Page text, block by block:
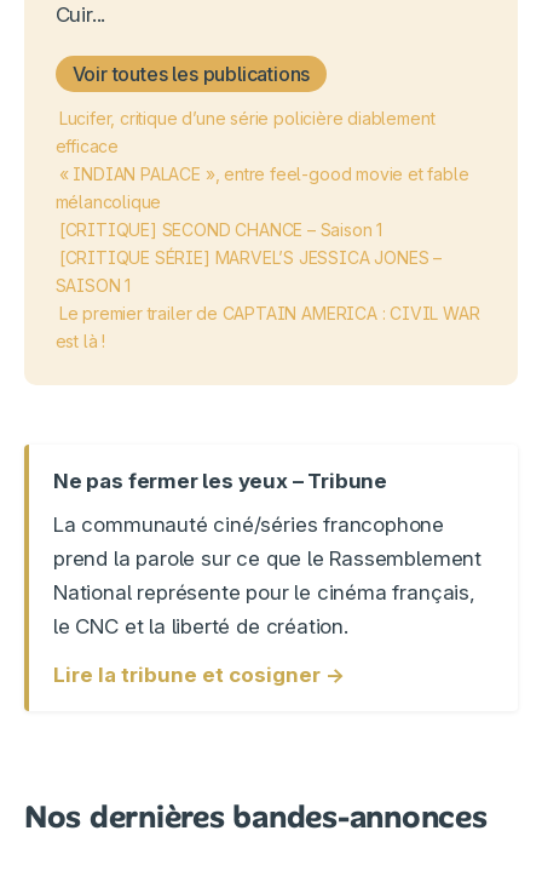
Cuir...
Voir toutes les publications
Lucifer, critique d’une série policière diablement
efficace
« INDIAN PALACE », entre feel-good movie et fable
mélancolique
[CRITIQUE] SECOND CHANCE – Saison 1
[CRITIQUE SÉRIE] MARVEL’S JESSICA JONES –
SAISON 1
Le premier trailer de CAPTAIN AMERICA : CIVIL WAR
est là !
Ne pas fermer les yeux – Tribune
La communauté ciné/séries francophone
prend la parole sur ce que le Rassemblement
National représente pour le cinéma français,
le CNC et la liberté de création.
Lire la tribune et cosigner →
Nos dernières bandes-annonces